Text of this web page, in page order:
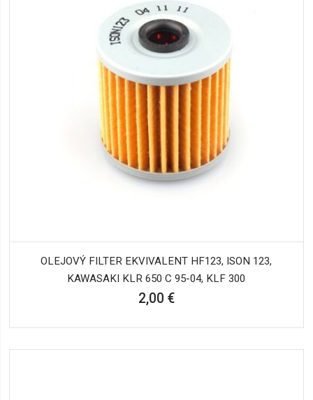
OLEJOVÝ FILTER EKVIVALENT HF123, ISON 123,
KAWASAKI KLR 650 C 95-04, KLF 300
2,00 €